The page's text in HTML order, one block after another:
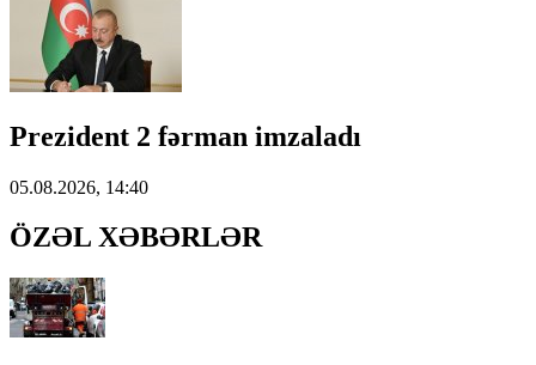
Prezident 2 fərman imzaladı
05.08.2026, 14:40
ÖZƏL XƏBƏRLƏR